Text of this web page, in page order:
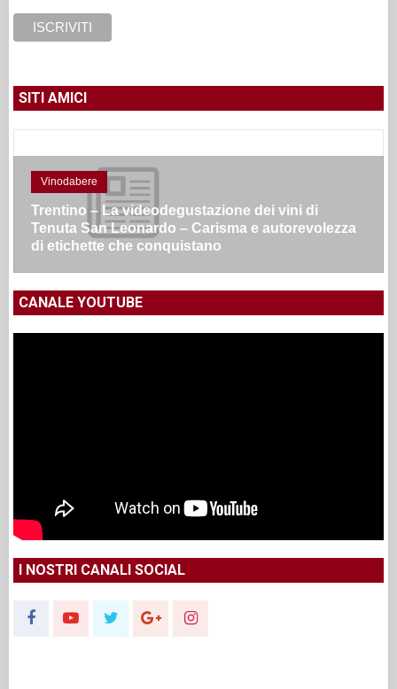
SITI AMICI
Vinodabere
Trentino – La videodegustazione dei vini di
Tenuta San Leonardo – Carisma e autorevolezza
di etichette che conquistano
CANALE YOUTUBE
I NOSTRI CANALI SOCIAL